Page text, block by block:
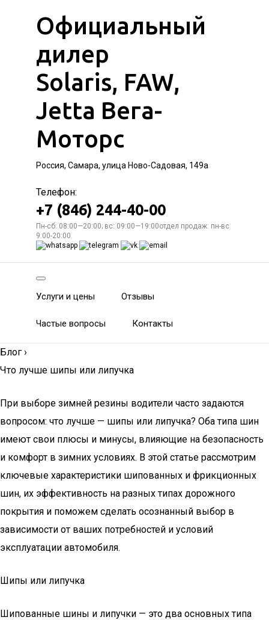
Официальный
дилер
Solaris, FAW,
Jetta Вега-
Моторс
Россия, Самара, улица Ново-Садовая, 149а
Телефон:
+7 (846) 244-40-00
Пн-сб: 08:00—20:00; вс: 09:00—19:00отдел продаж: пн-вс
9:00-20:00
Услуги и цены Отзывы
Частые вопросы Контакты
Блог ›
Что лучше шипы или липучка
При выборе зимней резины водители часто задаются
вопросом: что лучше — шипы или липучка? Оба типа шин
имеют свои плюсы и минусы, влияющие на безопасность
и комфорт в зимних условиях. В этой статье рассмотрим
ключевые характеристики шипованных и фрикционных
шин, их эффективность на разных типах дорожного
покрытия и поможем сделать осознанный выбор в
зависимости от ваших потребностей и условий
эксплуатации автомобиля.
Шипы или липучка
Шипованные шины и липучки — это два основных типа